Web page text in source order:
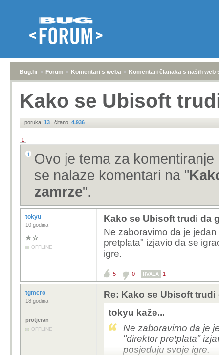
Bug.hr » Forum » Komentari s weba » Komentari članaka s naših web
Kako se Ubisoft
poruka: 13 | čitano: 4.936
1
Ovo je tema za
se nalaze komentari na "
zamrze".
tokyu
10 godina
OFFLINE
Kako se Ubisoft trudi da
Ne zaboravimo da je
pretplata" izjavio da se
igre.
5 0 HVALA 1
tgmcro
18 godina
protjeran
OFFLINE
Re: Kako se Ubisoft trudi
tokyu kaže...
Ne zaboravimo da je
"direktor pretplata"
posjeduju svoje igre.